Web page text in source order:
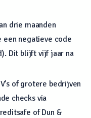
drie maanden
negatieve code
Dit blijft vijf jaar na
of grotere bedrijven
checks via
of Dun &